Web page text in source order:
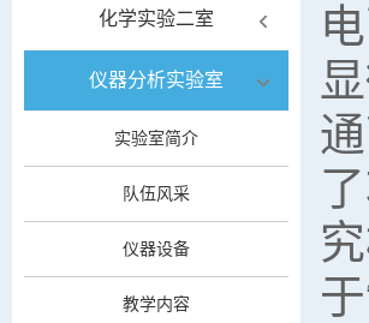
化学实验二室
仪器分析实验室
实验室简介
队伍风采
仪器设备
教学内容